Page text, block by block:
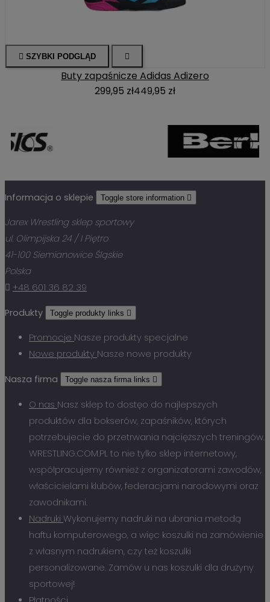
 SZYBKI PODGLĄD 
Buty zapaśnicze Adidas Adizero
299,95 zł449,95 zł
Informacja o sklepie Toggle store information 
Jarex Wrestling sklep sportowy
ul. Olimpijska 24 / I Piętro
41-100 Siemianowice Śląskie
Polska
 +48 601 36 82 39
Produkty Toggle produkty links 
Promocje Nasze produkty specjalne
Nowe produkty Nasze nowe produkty
Nasza firma Toggle nasza firma links 
O nas Nasz sklep to dostęo do najlepszych
produktów dla bokserów, zapaśników, których
potrzebujecie do przetrwania najcięższych treningów.
WRESTLING.COM.PL to nie tylko sklep internetowy,
współpracujemy również z organizatorami zawodów,
właścicielami klubów, federacjami narodowymi oraz
zawodnikami.
Nadruki Wykonujemy nadruki na ubrania metodą
haftu komputerowego, a więc koszulki na zamówienie
z własnym nadrukiem, czy też koszulki
personalizowane. Zamów u nas koszulki dla drużyny
sportowej!